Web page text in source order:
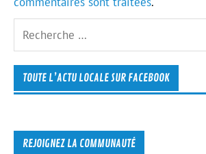
TOUTE L’ACTU LOCALE SUR FACEBOOK
REJOIGNEZ LA COMMUNAUTÉ